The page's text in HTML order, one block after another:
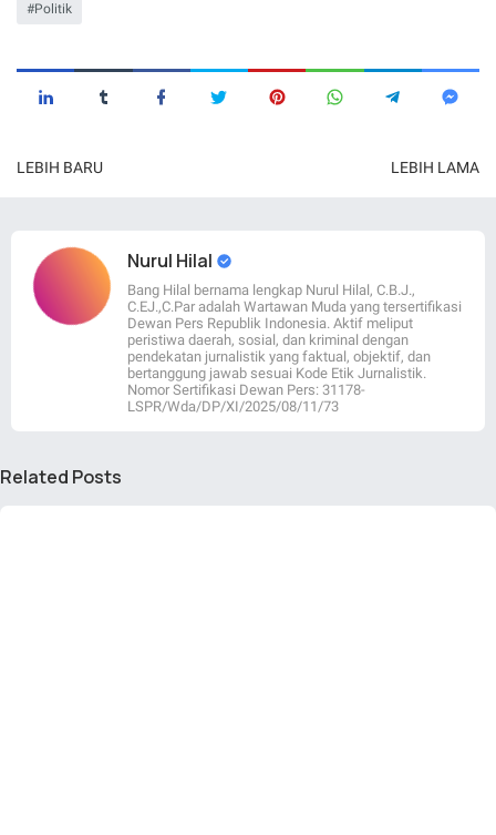
Politik
LEBIH BARU LEBIH LAMA
Nurul Hilal
Bang Hilal bernama lengkap Nurul Hilal, C.B.J.,
C.EJ.,C.Par adalah Wartawan Muda yang tersertifikasi
Dewan Pers Republik Indonesia. Aktif meliput
peristiwa daerah, sosial, dan kriminal dengan
pendekatan jurnalistik yang faktual, objektif, dan
bertanggung jawab sesuai Kode Etik Jurnalistik.
Nomor Sertifikasi Dewan Pers: 31178-
LSPR/Wda/DP/XI/2025/08/11/73
Related Posts